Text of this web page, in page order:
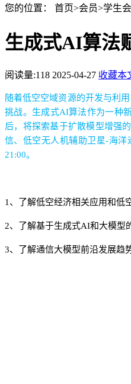
您的位置： 首页>会员>学生
生成式AI算法
阅读量:118 2025-04-27 收藏本
随着低空空域资源的开发与利
挑战。生成式AI算法作为一种
后，将探索基于扩散模型增强
信、低空无人机辅助卫星-海洋
21:00。
1、了解低空经济相关应用和低
2、了解基于生成式AI和大模型
3、了解通信大模型前沿发展趋